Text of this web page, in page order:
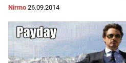
Nirmo 26.09.2014